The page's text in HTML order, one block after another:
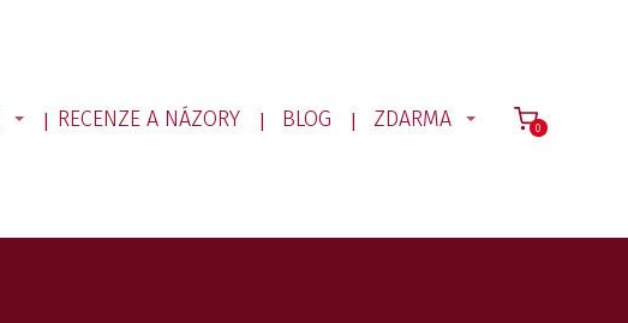
RECENZE A NÁZORY BLOG ZDARMA 0